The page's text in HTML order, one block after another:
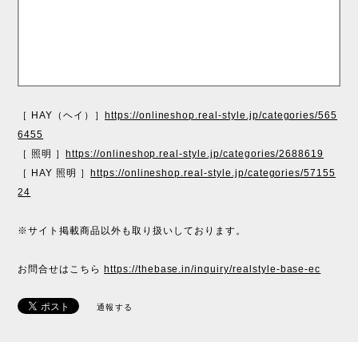
［ HAY（ヘイ）］
https://onlineshop.real-style.jp/categories/565
6455
［ 照明 ］
https://onlineshop.real-style.jp/categories/2688619
［ HAY 照明 ］
https://onlineshop.real-style.jp/categories/57155
24
※サイト掲載商品以外も取り扱いしております。
お問合せはこちら https://thebase.in/inquiry/realstyle-base-ec
通報する